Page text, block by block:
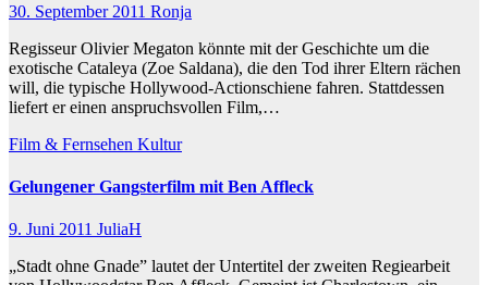
30. September 2011 Ronja
Regisseur Olivier Megaton könnte mit der Geschichte um die
exotische Cataleya (Zoe Saldana), die den Tod ihrer Eltern rächen
will, die typische Hollywood-Actionschiene fahren. Stattdessen
liefert er einen anspruchsvollen Film,…
Film & Fernsehen Kultur
Gelungener Gangsterfilm mit Ben Affleck
9. Juni 2011 JuliaH
„Stadt ohne Gnade” lautet der Untertitel der zweiten Regiearbeit